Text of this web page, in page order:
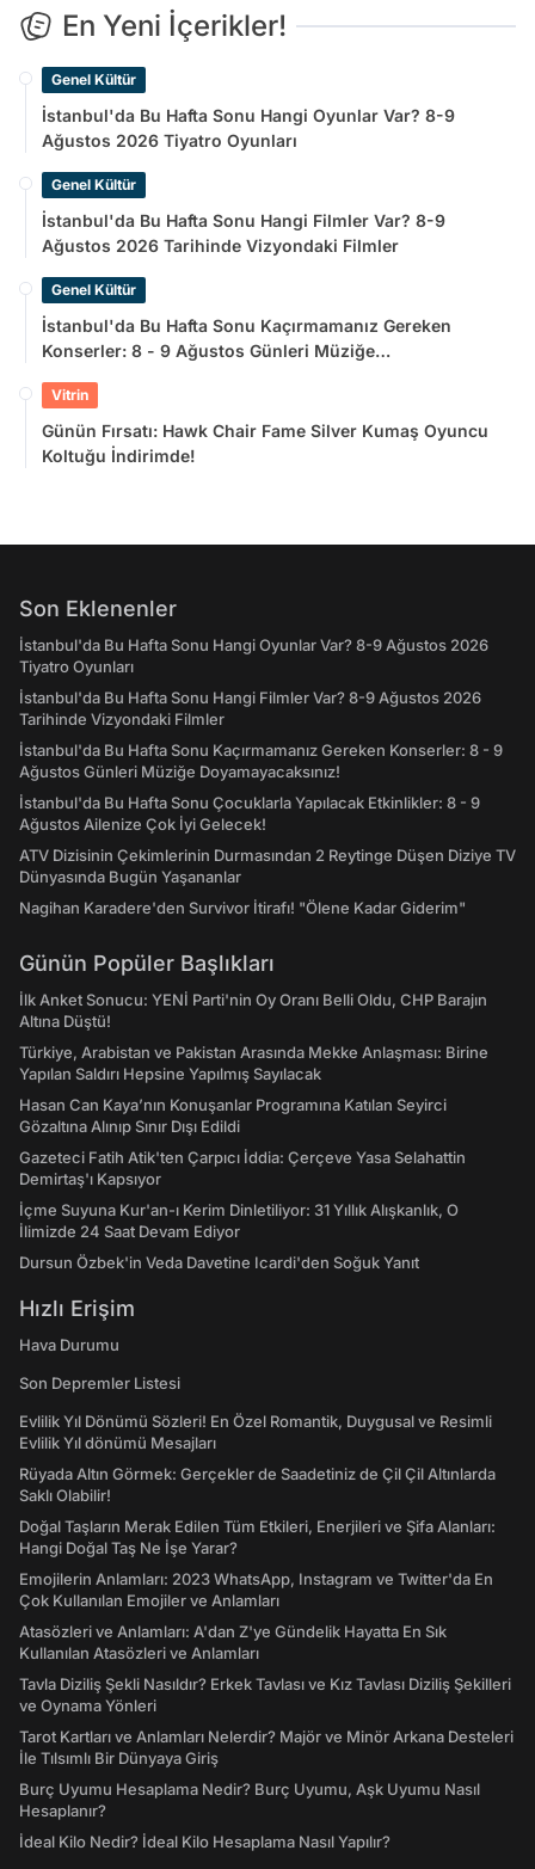
En Yeni İçerikler!
Genel Kültür
İstanbul'da Bu Hafta Sonu Hangi Oyunlar Var? 8-9
Ağustos 2026 Tiyatro Oyunları
Genel Kültür
İstanbul'da Bu Hafta Sonu Hangi Filmler Var? 8-9
Ağustos 2026 Tarihinde Vizyondaki Filmler
Genel Kültür
İstanbul'da Bu Hafta Sonu Kaçırmamanız Gereken
Konserler: 8 - 9 Ağustos Günleri Müziğe
Vitrin
Günün Fırsatı: Hawk Chair Fame Silver Kumaş Oyuncu
Koltuğu İndirimde!
Son Eklenenler
İstanbul'da Bu Hafta Sonu Hangi Oyunlar Var? 8-9 Ağustos 2026
Tiyatro Oyunları
İstanbul'da Bu Hafta Sonu Hangi Filmler Var? 8-9 Ağustos 2026
Tarihinde Vizyondaki Filmler
İstanbul'da Bu Hafta Sonu Kaçırmamanız Gereken Konserler: 8 - 9
Ağustos Günleri Müziğe Doyamayacaksınız!
İstanbul'da Bu Hafta Sonu Çocuklarla Yapılacak Etkinlikler: 8 - 9
Ağustos Ailenize Çok İyi Gelecek!
ATV Dizisinin Çekimlerinin Durmasından 2 Reytinge Düşen Diziye TV
Dünyasında Bugün Yaşananlar
Nagihan Karadere'den Survivor İtirafı! "Ölene Kadar Giderim"
Günün Popüler Başlıkları
İlk Anket Sonucu: YENİ Parti'nin Oy Oranı Belli Oldu, CHP Barajın
Altına Düştü!
Türkiye, Arabistan ve Pakistan Arasında Mekke Anlaşması: Birine
Yapılan Saldırı Hepsine Yapılmış Sayılacak
Hasan Can Kaya’nın Konuşanlar Programına Katılan Seyirci
Gözaltına Alınıp Sınır Dışı Edildi
Gazeteci Fatih Atik'ten Çarpıcı İddia: Çerçeve Yasa Selahattin
Demirtaş'ı Kapsıyor
İçme Suyuna Kur'an-ı Kerim Dinletiliyor: 31 Yıllık Alışkanlık, O
İlimizde 24 Saat Devam Ediyor
Dursun Özbek'in Veda Davetine Icardi'den Soğuk Yanıt
Hızlı Erişim
Hava Durumu
Son Depremler Listesi
Evlilik Yıl Dönümü Sözleri! En Özel Romantik, Duygusal ve Resimli
Evlilik Yıl dönümü Mesajları
Rüyada Altın Görmek: Gerçekler de Saadetiniz de Çil Çil Altınlarda
Saklı Olabilir!
Doğal Taşların Merak Edilen Tüm Etkileri, Enerjileri ve Şifa Alanları:
Hangi Doğal Taş Ne İşe Yarar?
Emojilerin Anlamları: 2023 WhatsApp, Instagram ve Twitter'da En
Çok Kullanılan Emojiler ve Anlamları
Atasözleri ve Anlamları: A'dan Z'ye Gündelik Hayatta En Sık
Kullanılan Atasözleri ve Anlamları
Tavla Diziliş Şekli Nasıldır? Erkek Tavlası ve Kız Tavlası Diziliş Şekilleri
ve Oynama Yönleri
Tarot Kartları ve Anlamları Nelerdir? Majör ve Minör Arkana Desteleri
İle Tılsımlı Bir Dünyaya Giriş
Burç Uyumu Hesaplama Nedir? Burç Uyumu, Aşk Uyumu Nasıl
Hesaplanır?
İdeal Kilo Nedir? İdeal Kilo Hesaplama Nasıl Yapılır?